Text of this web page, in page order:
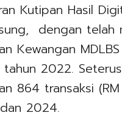
Kutipan Hasil
dengan telah
Kewangan
2022.
864 transaksi
2024.